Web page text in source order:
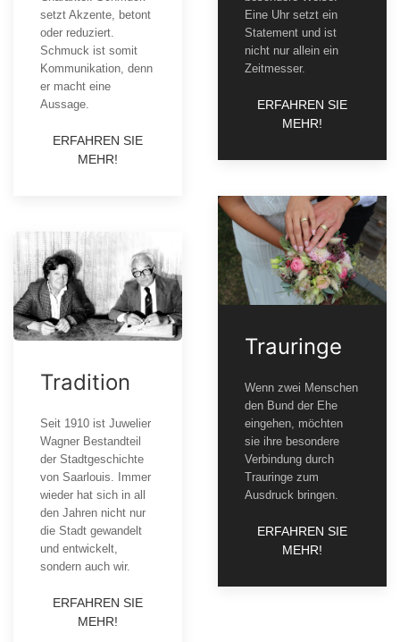
setzt Akzente, betont
oder reduziert.
Schmuck ist somit
Kommunikation, denn
er macht eine
Aussage.
ERFAHREN SIE
MEHR!
Eine Uhr setzt ein
Statement und ist
nicht nur allein ein
Zeitmesser.
ERFAHREN SIE
MEHR!
Tradition
Seit 1910 ist Juwelier
Wagner Bestandteil
der Stadtgeschichte
von Saarlouis. Immer
wieder hat sich in all
den Jahren nicht nur
die Stadt gewandelt
und entwickelt,
sondern auch wir.
ERFAHREN SIE
MEHR!
Trauringe
Wenn zwei Menschen
den Bund der Ehe
eingehen, möchten
sie ihre besondere
Verbindung durch
Trauringe zum
Ausdruck bringen.
ERFAHREN SIE
MEHR!